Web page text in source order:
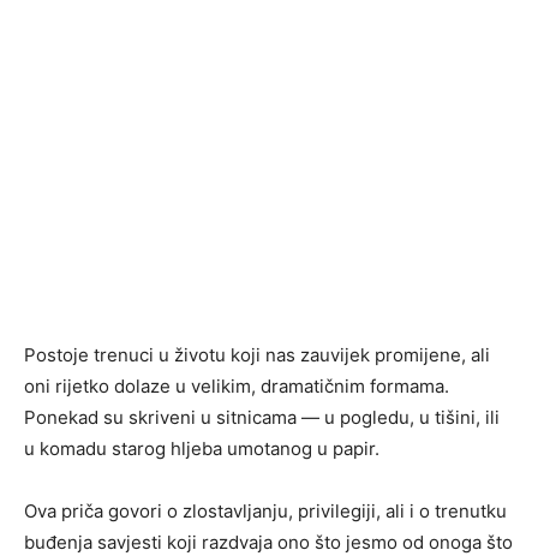
Postoje trenuci u životu koji nas zauvijek promijene, ali
oni rijetko dolaze u velikim, dramatičnim formama.
Ponekad su skriveni u sitnicama — u pogledu, u tišini, ili
u komadu starog hljeba umotanog u papir.
Ova priča govori o zlostavljanju, privilegiji, ali i o trenutku
buđenja savjesti koji razdvaja ono što jesmo od onoga što